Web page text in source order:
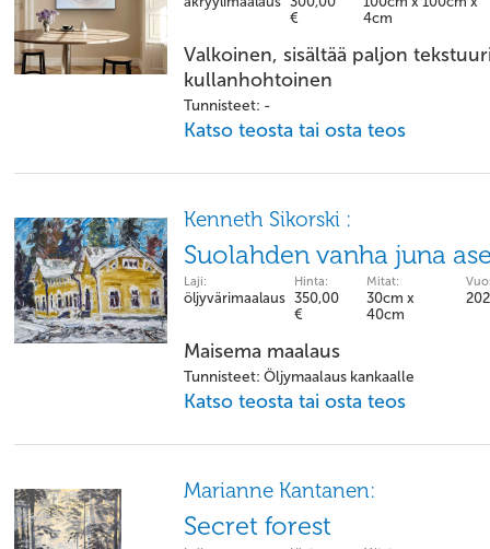
€
4cm
Valkoinen, sisältää paljon
kullanhohtoinen
Tunnisteet: -
Katso teosta tai osta teos
Kenneth Sikorski :
Suolahden vanha juna
Laji:
öljyvärimaalaus
Hinta:
350,00
€
Mitat:
30cm x
40cm
Maisema maalaus
Tunnisteet: Öljymaalaus kankaalle
Katso teosta tai osta teos
Marianne Kantanen:
Secret forest